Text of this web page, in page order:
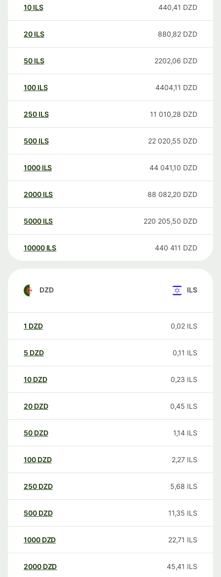
10 ILS 440,41 DZD
20 ILS 880,82 DZD
50 ILS 2202,06 DZD
100 ILS 4404,11 DZD
250 ILS 11 010,28 DZD
500 ILS 22 020,55 DZD
1000 ILS 44 041,10 DZD
2000 ILS 88 082,20 DZD
5000 ILS 220 205,50 DZD
10000 ILS 440 411 DZD
DZD ILS
1 DZD 0,02 ILS
5 DZD 0,11 ILS
10 DZD 0,23 ILS
20 DZD 0,45 ILS
50 DZD 1,14 ILS
100 DZD 2,27 ILS
250 DZD 5,68 ILS
500 DZD 11,35 ILS
1000 DZD 22,71 ILS
2000 DZD 45,41 ILS